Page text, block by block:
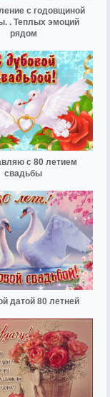
с годовщиной
. Теплых эмоций
рядом
с 80 летием
свадьбы
датой 80 летней